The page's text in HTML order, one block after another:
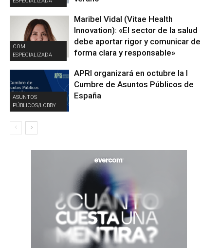
COM.
ESPECIALIZADA
Maribel Vidal (Vitae Health
Innovation): «El sector de la salud
debe aportar rigor y comunicar de
forma clara y responsable»
ASUNTOS
PÚBLICOS/LOBBY
APRI organizará en octubre la I
Cumbre de Asuntos Públicos de
España